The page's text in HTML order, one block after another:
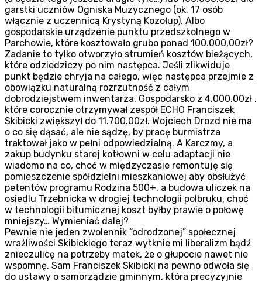
garstki uczniów Ogniska Muzycznego (ok. 17 osób
włącznie z uczennicą Krystyną Kozołup). Albo
gospodarskie urządzenie punktu przedszkolnego w
Parchowie, które kosztowało grubo ponad 100.000,00zł?
Zadanie to tylko otworzyło strumień kosztów bieżących,
które odziedziczy po nim następca. Jeśli zlikwiduje
punkt będzie chryja na całego, więc następca przejmie z
obowiązku naturalną rozrzutność z całym
dobrodziejstwem inwentarza. Gospodarsko z 4.000,00zł ,
które corocznie otrzymywał zespół ECHO Franciszek
Skibicki zwiększył do 11.700.00zł. Wojciech Drozd nie ma
o co się dąsać, ale nie sądzę, by pracę burmistrza
traktował jako w pełni odpowiedzialną. A Karczmy, a
zakup budynku starej kotłowni w celu adaptacji nie
wiadomo na co, choć w międzyczasie remontuję się
pomieszczenie spółdzielni mieszkaniowej aby obsłużyć
petentów programu Rodzina 500+, a budowa uliczek na
osiedlu Trzebnicka w drogiej technologii polbruku, choć
w technologii bitumicznej koszt byłby prawie o połowę
mniejszy… Wymieniać dalej?
Pewnie nie jeden zwolennik “odrodzonej” społecznej
wrażliwości Skibickiego teraz wytknie mi liberalizm bądź
znieczulicę na potrzeby matek, że o głupocie nawet nie
wspomnę. Sam Franciszek Skibicki na pewno odwoła się
do ustawy o samorządzie gminnym, która precyzyjnie